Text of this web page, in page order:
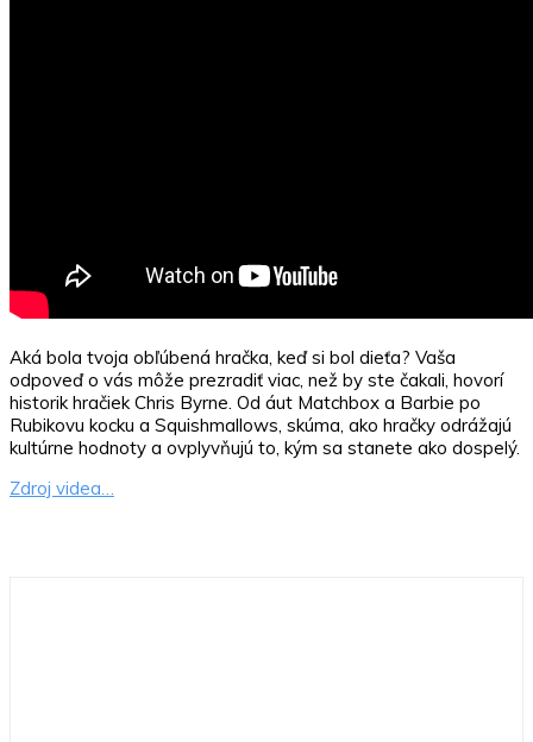
Aká bola tvoja obľúbená hračka, keď si bol dieťa? Vaša
odpoveď o vás môže prezradiť viac, než by ste čakali, hovorí
historik hračiek Chris Byrne. Od áut Matchbox a Barbie po
Rubikovu kocku a Squishmallows, skúma, ako hračky odrážajú
kultúrne hodnoty a ovplyvňujú to, kým sa stanete ako dospelý.
Zdroj videa…